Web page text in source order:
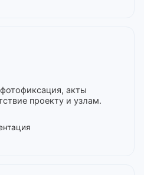
акты
проекту и узлам.